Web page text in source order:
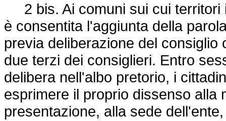
2 bis. Ai comuni sui cui territori
è consentita l'aggiunta della
previa deliberazione del
due terzi dei consiglieri. Entro
delibera nell'albo pretorio, i
esprimere il proprio dissenso alla
presentazione, alla sede